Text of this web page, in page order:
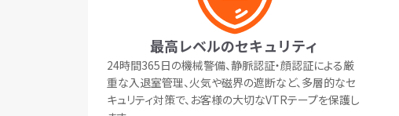
最高レベルのセキュリティ
24時間365日の機械警備、静脈認証・顔認証による厳
重な入退室管理、火気や磁界の遮断など、多層的なセ
キュリティ対策で、お客様の大切なVTRテープを保護し